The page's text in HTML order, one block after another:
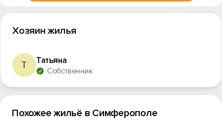
Хозяин жилья
Т Татьяна
Собственник
Похожее жильё в Симферополе